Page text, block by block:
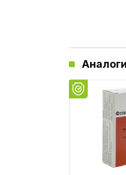
Аналоги